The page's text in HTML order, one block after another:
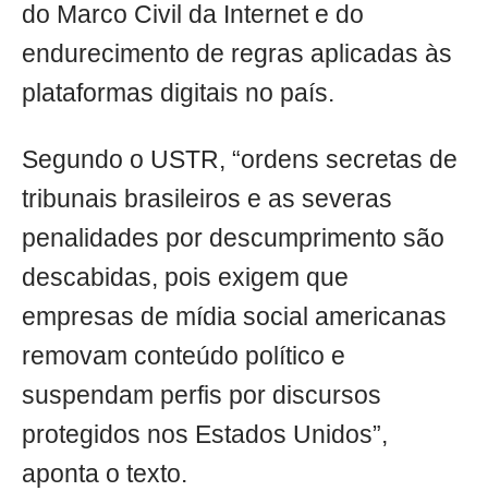
do Marco Civil da Internet e do
endurecimento de regras aplicadas às
plataformas digitais no país.
Segundo o USTR, “ordens secretas de
tribunais brasileiros e as severas
penalidades por descumprimento são
descabidas, pois exigem que
empresas de mídia social americanas
removam conteúdo político e
suspendam perfis por discursos
protegidos nos Estados Unidos”,
aponta o texto.